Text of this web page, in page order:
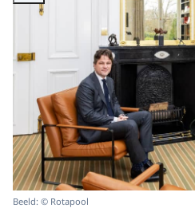
Beeld: © Rotapool